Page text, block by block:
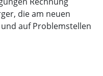
die am neuen
auf Problemstellen